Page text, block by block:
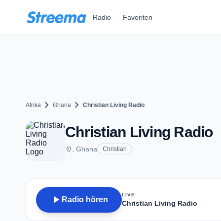
Radio Favoriten
Afrika chevron_right Ghana chevron_right Christian Living Radio
Christian Living Radio
place , Ghana Christian
play_arrow Radio hören
LIVE
Christian Living Radio